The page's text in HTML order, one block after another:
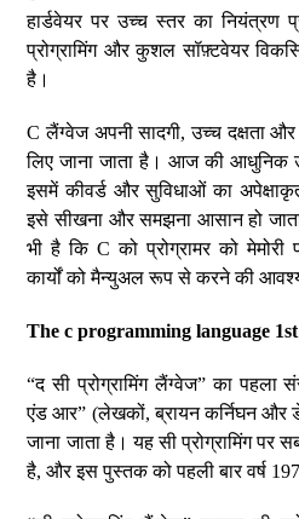
हार्डवेयर पर उच्च स्तर का नियंत्रण
प्रोग्रामिंग और कुशल सॉफ़्टवेयर
है।
C लैंग्वेज अपनी सादगी, उच्च दक्षता और
लिए जाना जाता है। आज की आधुनिक
इसमें कीवर्ड और सुविधाओं का
इसे सीखना और समझना आसान हो
भी है कि C को प्रोग्रामर को
कार्यों को मैन्युअल रूप से करने की
The c programming language
“द सी प्रोग्रामिंग लैंग्वेज” का
एंड आर” (लेखकों, ब्रायन कर्निघन और
जाना जाता है। यह सी प्रोग्रामिंग पर
है, और इस पुस्तक को पहली बार वर्ष